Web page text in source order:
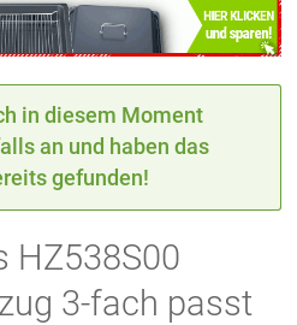
in diesem Moment
an und haben das
gefunden!
HZ538S00
3-fach passt